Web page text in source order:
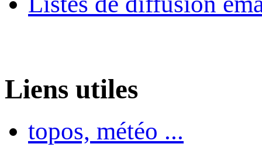
Liens utiles
topos, météo ...